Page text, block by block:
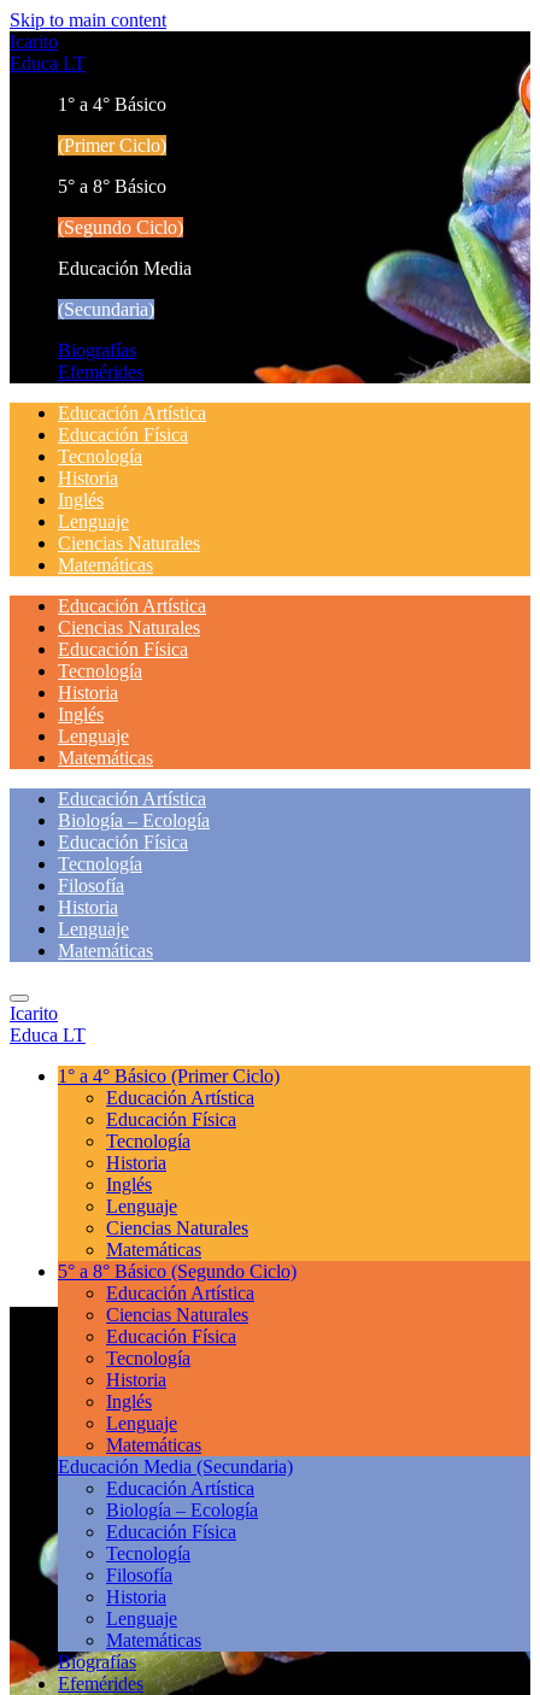
Skip to main content
Icarito
Educa LT
1° a 4° Básico
(Primer Ciclo)
5° a 8° Básico
(Segundo Ciclo)
Educación Media
(Secundaria)
Biografías
Efemérides
Educación Artística
Educación Física
Tecnología
Historia
Inglés
Lenguaje
Ciencias Naturales
Matemáticas
Educación Artística
Ciencias Naturales
Educación Física
Tecnología
Historia
Inglés
Lenguaje
Matemáticas
Educación Artística
Biología – Ecología
Educación Física
Tecnología
Filosofía
Historia
Lenguaje
Matemáticas
Icarito
Educa LT
1° a 4° Básico (Primer Ciclo)
Educación Artística
Educación Física
Tecnología
Historia
Inglés
Lenguaje
Ciencias Naturales
Matemáticas
5° a 8° Básico (Segundo Ciclo)
Educación Artística
Ciencias Naturales
Educación Física
Tecnología
Historia
Inglés
Lenguaje
Matemáticas
Educación Media (Secundaria)
Educación Artística
Biología – Ecología
Educación Física
Tecnología
Filosofía
Historia
Lenguaje
Matemáticas
Biografías
Efemérides